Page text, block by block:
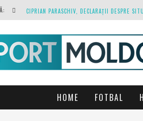
HOME FOTBAL